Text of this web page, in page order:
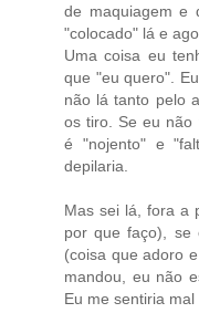
de maquiagem e
"colocado" lá e
Uma coisa eu
que "eu quero".
não lá tanto pelo
os tiro. Se eu não
é "nojento" e
depilaria.
Mas sei lá, fora a
por que faço), se
(coisa que adoro
mandou, eu não
Eu me sentiria